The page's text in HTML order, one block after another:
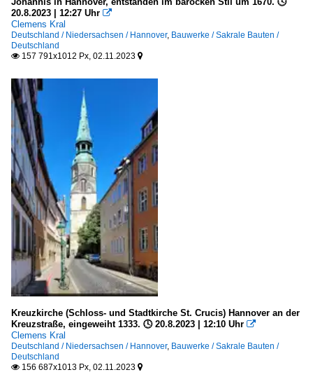
20.8.2023 | 12:27 Uhr 
Clemens Kral
Deutschland / Niedersachsen / Hannover, Bauwerke / Sakrale Bauten /
Deutschland
 157 791x1012 Px, 02.11.2023 
Kreuzkirche (Schloss- und Stadtkirche St. Crucis) Hannover an der
Kreuzstraße, eingeweiht 1333. 🕓 20.8.2023 | 12:10 Uhr 
Clemens Kral
Deutschland / Niedersachsen / Hannover, Bauwerke / Sakrale Bauten /
Deutschland
 156 687x1013 Px, 02.11.2023 